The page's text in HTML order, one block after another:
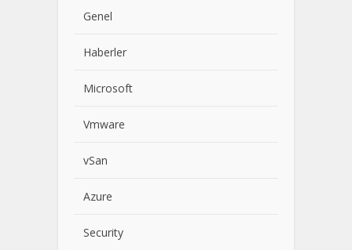
Genel
Haberler
Microsoft
Vmware
vSan
Azure
Security